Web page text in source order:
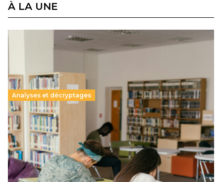
À LA UNE
Analyses et décryptages
Supérieur privé : une dérive qui met à mal la
promesse républicaine
11 juillet 2026-
Le projet de loi sur la régulation de l’enseignement
supérieur privé met en lumière l’amplification d’un système
qui relègue l’acte pédagogique au superfétatoire, voire à…